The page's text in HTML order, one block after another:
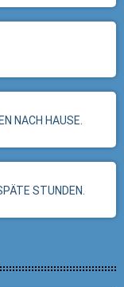
NACH HAUSE.
STUNDEN.